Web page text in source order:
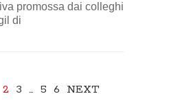
promossa dai colleghi
di
2 3 … 5 6 NEXT